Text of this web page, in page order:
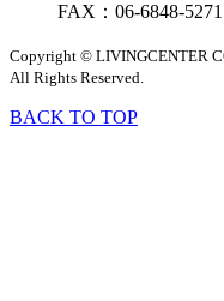
FAX：06-6848-5271
Copyright © LIVINGCENTER
All Rights Reserved.
BACK TO TOP